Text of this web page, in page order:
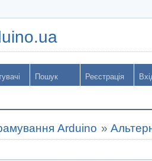
Пошук Реєстрація
Arduino »